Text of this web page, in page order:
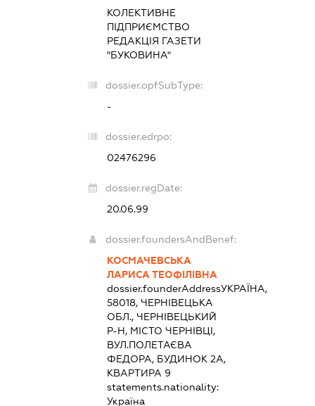
КОЛЕКТИВНЕ
ПІДПРИЄМСТВО
РЕДАКЦІЯ ГАЗЕТИ
"БУКОВИНА"
dossier.opfSubType:
-
dossier.edrpo:
02476296
dossier.regDate:
20.06.99
dossier.foundersAndBenef:
КОСМАЧЕВСЬКА
ЛАРИСА ТЕОФІЛІВНА
dossier.founderAddressУКРАЇНА,
58018, ЧЕРНІВЕЦЬКА
ОБЛ., ЧЕРНІВЕЦЬКИЙ
Р-Н, МІСТО ЧЕРНІВЦІ,
ВУЛ.ПОЛЕТАЄВА
ФЕДОРА, БУДИНОК 2А,
КВАРТИРА 9
statements.nationality:
Україна